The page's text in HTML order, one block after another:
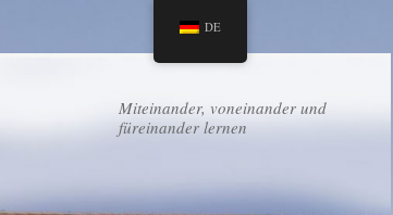
Miteinander, voneinander und
füreinander lernen
DE